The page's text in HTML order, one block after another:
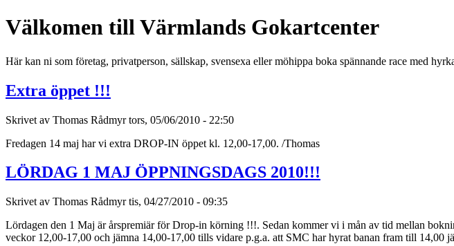
Välkomen till Värmlands Gokartcenter
Här kan ni som företag, privatperson, sällskap, svensexa eller möhippa boka spännande race med
Extra öppet !!!
Skrivet av Thomas Rådmyr tors, 05/06/2010 - 22:50
Fredagen 14 maj har vi extra DROP-IN öppet kl. 12,00-17,00. /Thomas
LÖRDAG 1 MAJ ÖPPNINGSDAGS 2010!!!
Skrivet av Thomas Rådmyr tis, 04/27/2010 - 09:35
Lördagen den 1 Maj är årspremiär för Drop-in körning !!!. Sedan kommer vi i mån av tid mellan
veckor 12,00-17,00 och jämna 14,00-17,00 tills vidare p.g.a. att SMC har hyrat banan fram till 14,00